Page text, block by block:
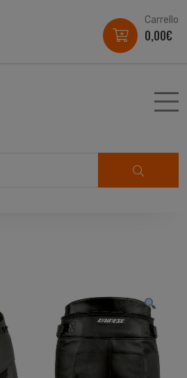
Carrello
0,00€